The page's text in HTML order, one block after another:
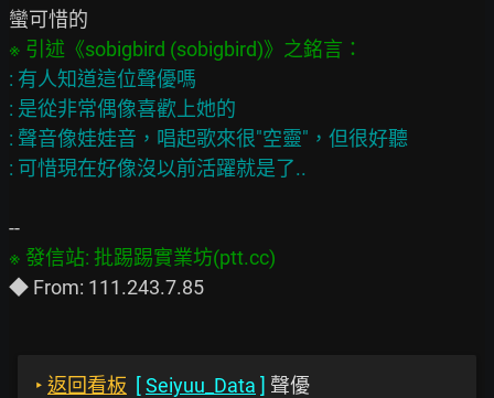
: 有人知道這位聲優嗎
: 是從非常偶像喜歡上她的
: 聲音像娃娃音，唱起歌來很"空靈"，但很好聽
‣ 返回看板 [Seiyuu_Data ] 聲優